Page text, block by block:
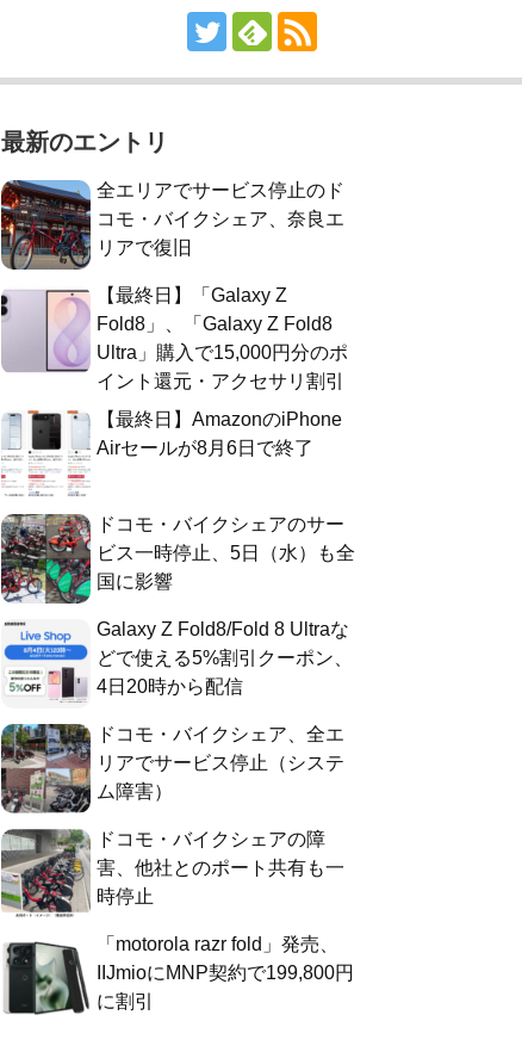
最新のエントリ
全エリアでサービス停止のド
コモ・バイクシェア、奈良エ
リアで復旧
【最終日】「Galaxy Z
Fold8」、「Galaxy Z Fold8
Ultra」購入で15,000円分のポ
イント還元・アクセサリ割引
【最終日】AmazonのiPhone
Airセールが8月6日で終了
ドコモ・バイクシェアのサー
ビス一時停止、5日（水）も全
国に影響
Galaxy Z Fold8/Fold 8 Ultraな
どで使える5%割引クーポン、
4日20時から配信
ドコモ・バイクシェア、全エ
リアでサービス停止（システ
ム障害）
ドコモ・バイクシェアの障
害、他社とのポート共有も一
時停止
「motorola razr fold」発売、
IIJmioにMNP契約で199,800円
に割引